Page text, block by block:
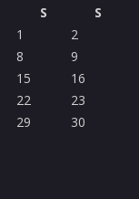
S S
1
2
8
9
15
16
22
23
29
30